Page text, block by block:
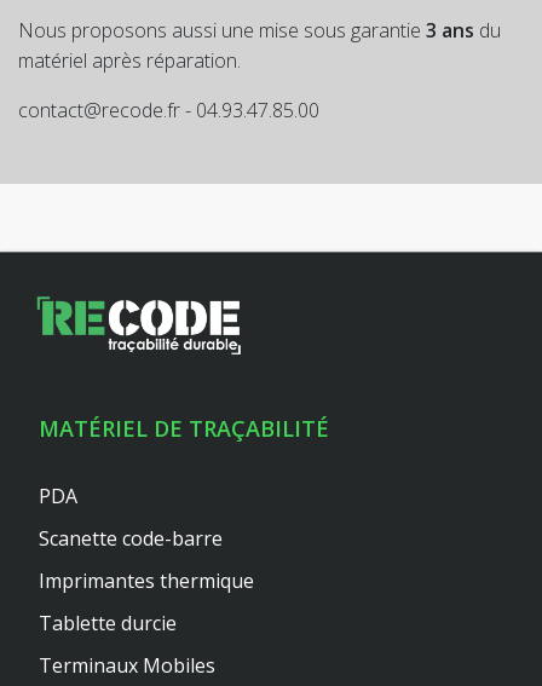
Nous proposons aussi une mise sous garantie 3 ans du
matériel après réparation.
contact@recode.fr - 04.93.47.85.00
MATÉRIEL DE TRAÇABILITÉ
PDA
Scanette code-barre
Imprimantes thermique
Tablette durcie
Terminaux Mobiles